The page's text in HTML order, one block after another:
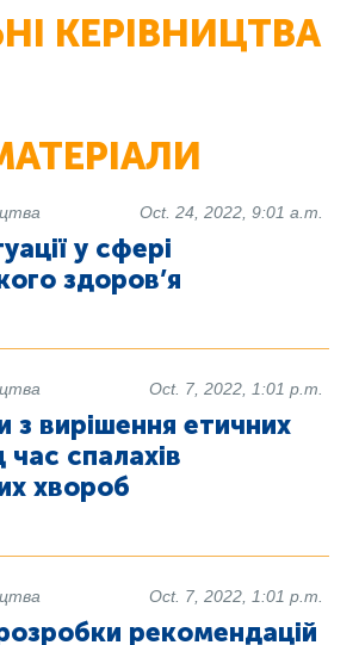
КЕРІВНИЦТВА
Oct. 24, 2022, 9:01 a.m.
у сфері
здоров’я
Oct. 7, 2022, 1:01 p.m.
з вирішення етичних
час спалахів
хвороб
Oct. 7, 2022, 1:01 p.m.
рекомендацій